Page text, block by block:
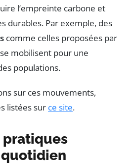
l’empreinte carbone et
durables. Par exemple, des
comme celles proposées par
mobilisent pour une
populations.
sur ces mouvements,
listées sur ce site.
pratiques